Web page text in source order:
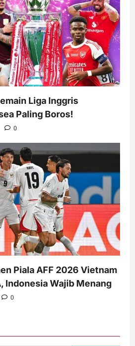
Liga Inggris
Paling Boros!
0
Piala AFF 2026 Vietnam
Indonesia Wajib Menang
0